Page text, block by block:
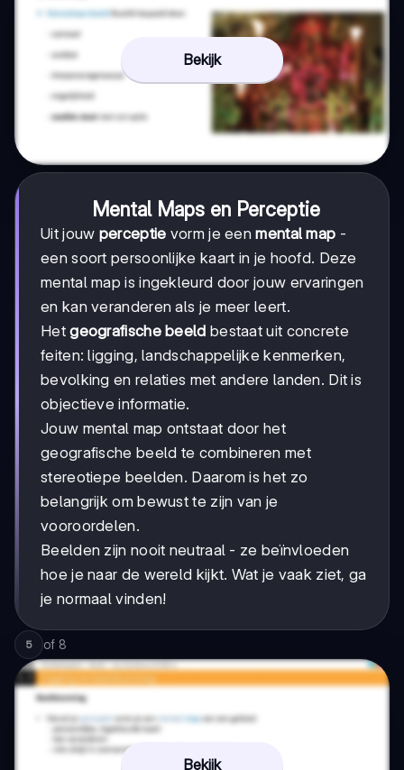
Bekijk
Mental Maps en Perceptie
Uit jouw perceptie vorm je eenmental map -
een soort persoonlijke kaart in je hoofd. Deze
mental map is ingekleurd door jouw ervaringen
en kan veranderen als je meer leert.
Hetgeografische beeld bestaat uit concrete
feiten: ligging, landschappelijke kenmerken,
bevolking en relaties met andere landen. Dit is
objectieve informatie.
Jouw mental map ontstaat door het
geografische beeld te combineren met
stereotiepe beelden. Daarom is het zo
belangrijk om bewust te zijn van je
vooroordelen.
Beelden zijn nooit neutraal - ze beïnvloeden
hoe je naar de wereld kijkt. Wat je vaak ziet, ga
je normaal vinden!
5 of 8
Bekijk